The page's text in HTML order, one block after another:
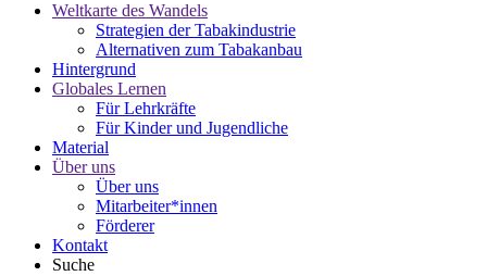
Weltkarte des Wandels
Strategien der Tabakindustrie
Alternativen zum Tabakanbau
Hintergrund
Globales Lernen
Für Lehrkräfte
Für Kinder und Jugendliche
Material
Über uns
Über uns
Mitarbeiter*innen
Förderer
Kontakt
Suche